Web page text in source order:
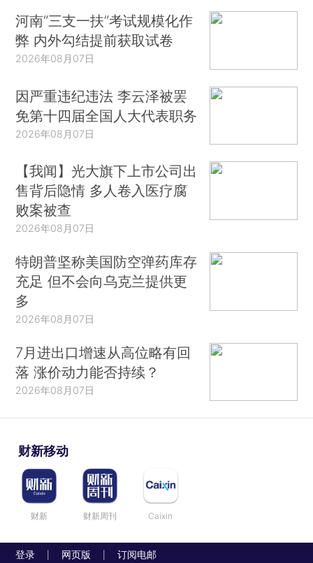
河南“三支一扶”考试规模化作
弊 内外勾结提前获取试卷
2026年08月07日
因严重违纪违法 李云泽被罢
免第十四届全国人大代表职务
2026年08月07日
【我闻】光大旗下上市公司出
售背后隐情 多人卷入医疗腐
败案被查
2026年08月07日
特朗普坚称美国防空弹药库存
充足 但不会向乌克兰提供更
多
2026年08月07日
7月进出口增速从高位略有回
落 涨价动力能否持续？
2026年08月07日
财新移动
财新 财新周刊 Caixin
登录 网页版 订阅电邮